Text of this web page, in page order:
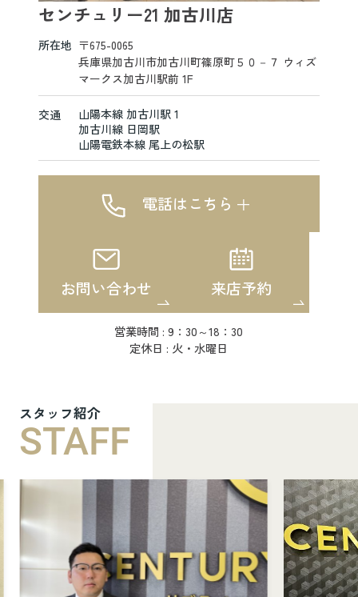
センチュリー21 加古川店
所在地 〒675-0065
兵庫県加古川市加古川町篠原町５０－７ ウィズ
マークス加古川駅前 1F
交通
山陽本線 加古川駅 1
加古川線 日岡駅
山陽電鉄本線 尾上の松駅
電話はこちら
お問い合わせ 来店予約
営業時間 : 9：30～18：30
定休日 : 火・水曜日
スタッフ紹介
STAFF